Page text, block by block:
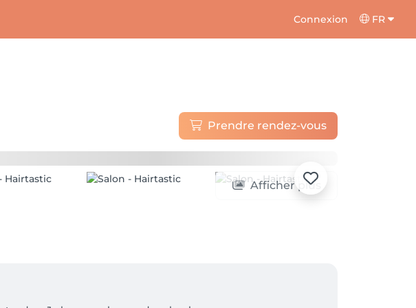
Connexion FR
Prendre rendez-vous
Afficher plus